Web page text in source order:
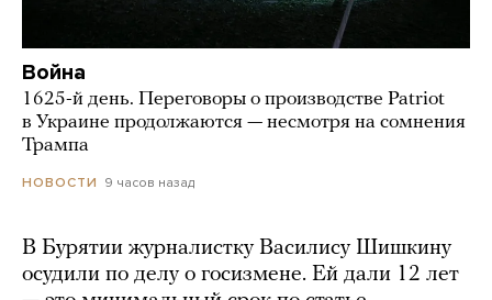
Война
1625-й день. Переговоры о производстве Patriot
в Украине продолжаются — несмотря на сомнения
Трампа
НОВОСТИ 9 часов назад
В Бурятии журналистку Василису Шишкину
осудили по делу о госизмене. Ей дали 12 лет